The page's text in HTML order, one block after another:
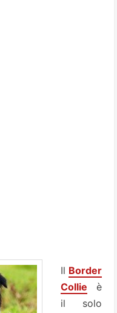
Il Border
Collie è
il solo